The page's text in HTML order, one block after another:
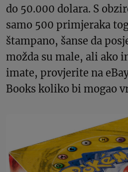
do 50.000 dolara. S
samo 500 primjeraka
štampano, šanse da
možda su male, ali ako
imate, provjerite na
Books koliko bi mogao